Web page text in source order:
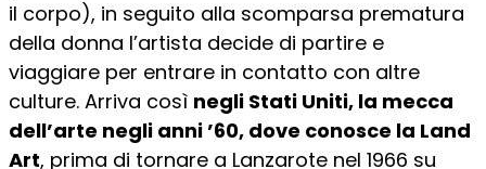
il corpo), in seguito alla scomparsa prematura
della donna l’artista decide di partire e
viaggiare per entrare in contatto con altre
culture. Arriva così negli Stati Uniti, la mecca
dell’arte negli anni ’60, dove conosce la Land
Art, prima di tornare a Lanzarote nel 1966 su